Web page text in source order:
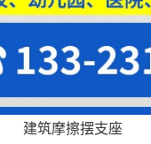
建筑摩擦摆支座